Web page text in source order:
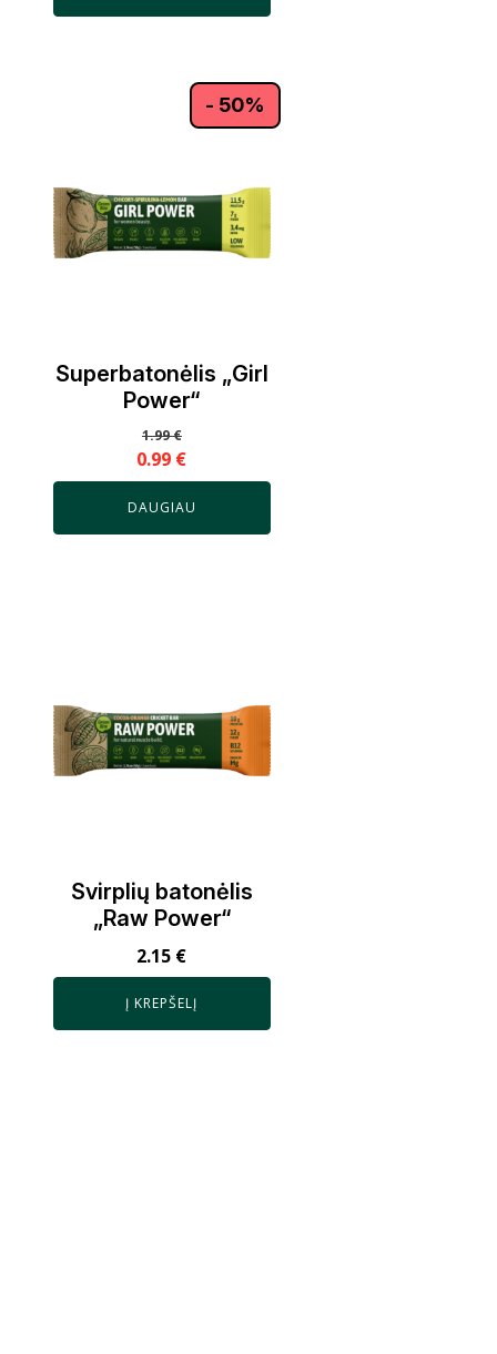
- 50%
Superbatonėlis „Girl
Power“
1.99€
0.99 €
DAUGIAU
Svirplių batonėlis
„Raw Power“
2.15 €
Į KREPŠELĮ